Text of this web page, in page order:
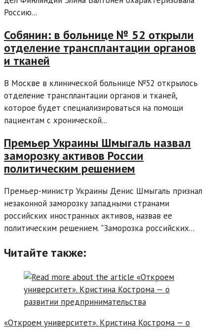
Россию...
Собянин: в больнице № 52 открыли
отделение трансплантации органов
и тканей
В Москве в клинической больнице №52 открылось
отделение трансплантации органов и тканей,
которое будет специализироваться на помощи
пациентам с хронической...
Премьер Украины Шмыгаль назвал
заморозку активов России
политическим решением
Премьер-министр Украины Денис Шмыгаль признал
незаконной заморозку западными странами
российских иностранных активов, назвав ее
политическим решением. "Заморозка российских...
Читайте также:
«Откроем университет». Кристина Кострома — о